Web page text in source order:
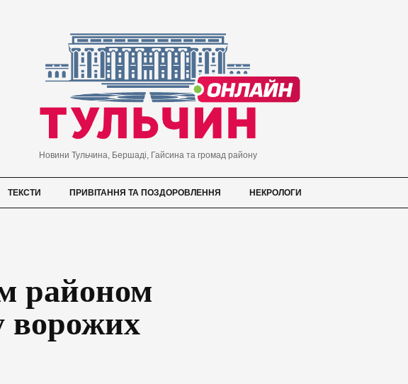
Новини Тульчина, Бершаді, Гайсина та громад району
ТЕКСТИ ПРИВІТАННЯ ТА ПОЗДОРОВЛЕННЯ НЕКРОЛОГИ
районом
ворожих